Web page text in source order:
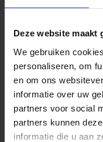
Deze website maakt
We gebruiken
personaliseren, om
en om ons
informatie over uw
partners voor social
partners kunnen
informatie die u aan
Verkorte